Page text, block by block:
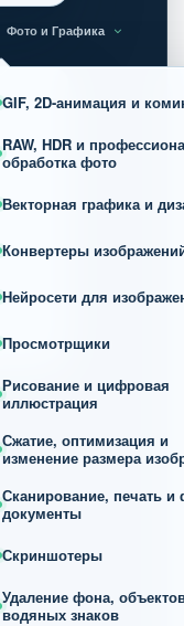
Фото и Графика
GIF, 2D-анимация и
RAW, HDR и
обработка фото
Векторная графика и
Конвертеры
Нейросети для
Просмотрщики
Рисование и цифровая
иллюстрация
Сжатие, оптимизация и
изменение размера
Сканирование, печать и
документы
Скриншотеры
Удаление фона,
водяных знаков